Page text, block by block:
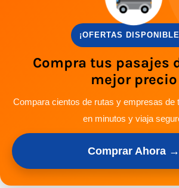
¡OFERTAS
Compra tus pasajes
mejor precio
Compara cientos de rutas y empresas de
en minutos y viaja
Comprar Ahora →